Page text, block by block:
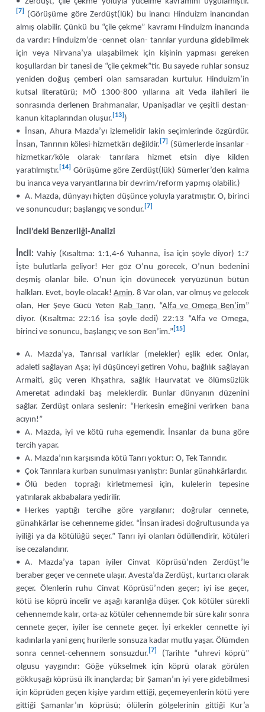
[7]
(Görüşüme göre Zerdüşt(lük) bu inancı Hinduizm inancından
almış olabilir. Çünkü bu “çile çekme” kavramı Hinduizm inancında
da vardır: Hinduizm’de -cennet olan- tanrılar yurduna gidebilmek
için veya Nirvana’ya ulaşabilmek için kişinin yapması gereken
koşullardan bir tanesi de “çile çekmek”tir. Bu sayede ruhlar sonsuz
yeniden doğuş çemberi olan samsaradan kurtulur. Hinduizm’in
kutsal literatürü; MÖ 1300-800 yıllarına ait Veda ilahileri ile
sonrasında derlenen Brahmanalar, Upanişadlar ve çeşitli destan-
kanun kitaplarından oluşur. [13] )
• İnsan, Ahura Mazda’yı izlemelidir lakin seçimlerinde özgürdür.
İnsan, Tanrının kölesi-hizmetkârı değildir. [7] (Sümerlerde insanlar -
hizmetkar/köle olarak- tanrılara hizmet etsin diye kilden
yaratılmıştır. [14] Görüşüme göre Zerdüşt(lük) Sümerler’den kalma
bu inanca veya varyantlarına bir devrim/reform yapmış olabilir.)
• A. Mazda, dünyayı hiçten düşünce yoluyla yaratmıştır. O, birinci
ve sonuncudur; başlangıç ve sondur. [7]
İncil’deki Benzerliği-Analizi
İncil: Vahiy (Kısaltma: 1:1,4-6 Yuhanna, İsa için şöyle diyor) 1:7
İşte bulutlarla geliyor! Her göz O’nu görecek, O’nun bedenini
deşmiş olanlar bile. O’nun için dövünecek yeryüzünün bütün
halkları. Evet, böyle olacak! Amin. 8 Var olan, var olmuş ve gelecek
olan, Her Şeye Gücü Yeten Rab Tanrı, “Alfa ve Omega Ben’im”
diyor. (Kısaltma: 22:16 İsa şöyle dedi) 22:13 “Alfa ve Omega,
birinci ve sonuncu, başlangıç ve son Ben’im.”[15]
• A. Mazda’ya, Tanrısal varlıklar (melekler) eşlik eder. Onlar,
adaleti sağlayan Aşa; iyi düşünceyi getiren Vohu, bağlılık sağlayan
Armaiti, güç veren Khşathra, sağlık Haurvatat ve ölümsüzlük
Ameretat adındaki baş meleklerdir. Bunlar dünyanın düzenini
sağlar. Zerdüşt onlara seslenir: “Herkesin emeğini verirken bana
acıyın!”
• A. Mazda, iyi ve kötü ruha egemendir. İnsanlar da buna göre
tercih yapar.
• A. Mazda’nın karşısında kötü Tanrı yoktur: O, Tek Tanrıdır.
• Çok Tanrılara kurban sunulması yanlıştır: Bunlar günahkârlardır.
• Ölü beden toprağı kirletmemesi için, kulelerin tepesine
yatırılarak akbabalara yedirilir.
• Herkes yaptığı tercihe göre yargılanır; doğrular cennete,
günahkârlar ise cehenneme gider. “İnsan iradesi doğrultusunda ya
iyiliği ya da kötülüğü seçer.” Tanrı iyi olanları ödüllendirir, kötüleri
ise cezalandırır.
• A. Mazda’ya tapan iyiler Cinvat Köprüsü’nden Zerdüşt’le
beraber geçer ve cennete ulaşır. Avesta’da Zerdüşt, kurtarıcı olarak
geçer. Ölenlerin ruhu Cinvat Köprüsü’nden geçer; iyi ise geçer,
kötü ise köprü incelir ve aşağı karanlığa düşer. Çok kötüler sürekli
cehennemde kalır, orta-az kötüler cehennemde bir süre kalır sonra
cennete geçer, iyiler ise cennete geçer. İyi erkekler cennette iyi
kadınlarla yani genç hurilerle sonsuza kadar mutlu yaşar. Ölümden
sonra cennet-cehennem sonsuzdur.[7]
(Tarihte “uhrevi köprü”
olgusu yaygındır: Göğe yükselmek için köprü olarak görülen
gökkuşağı köprüsü ilk inançlarda; bir Şaman’ın iyi yere gidebilmesi
için köprüden geçen kişiye yardım ettiği, geçemeyenlerin kötü yere
gittiği Şamanlar’ın köprüsü; ölülerin gölgelerinin gittiği Kur’a